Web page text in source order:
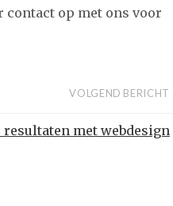
op met ons voor
VOLGEND BERICHT
resultaten met webdesign